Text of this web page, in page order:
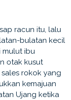
racun itu, lalu
bulatan kecil
mulut ibu
otak kusut
rokok yang
kemajuan
Ujang ketika